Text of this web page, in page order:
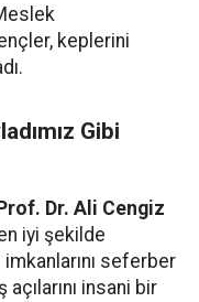
keplerini
Gibi
Prof. Dr. Ali Cengiz
iyi şekilde
seferber
insani bir